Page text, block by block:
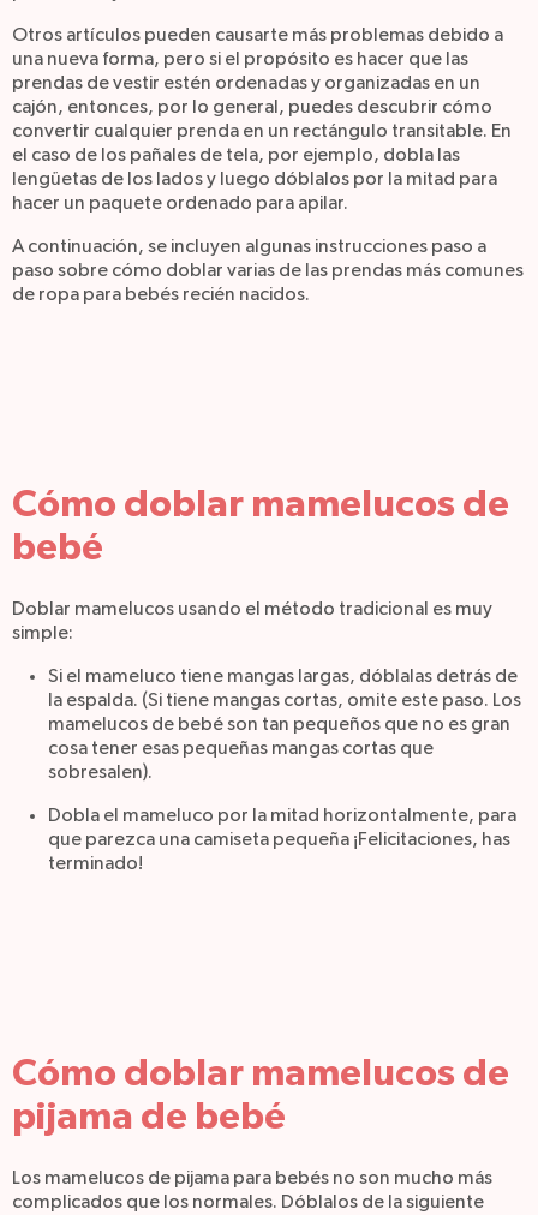
Otros artículos pueden causarte más problemas debido a
una nueva forma, pero si el propósito es hacer que las
prendas de vestir estén ordenadas y organizadas en un
cajón, entonces, por lo general, puedes descubrir cómo
convertir cualquier prenda en un rectángulo transitable. En
el caso de los pañales de tela, por ejemplo, dobla las
lengüetas de los lados y luego dóblalos por la mitad para
hacer un paquete ordenado para apilar.
A continuación, se incluyen algunas instrucciones paso a
paso sobre cómo doblar varias de las prendas más comunes
de ropa para bebés recién nacidos.
Cómo doblar mamelucos de
bebé
Doblar mamelucos usando el método tradicional es muy
simple:
Si el mameluco tiene mangas largas, dóblalas detrás de
la espalda. (Si tiene mangas cortas, omite este paso. Los
mamelucos de bebé son tan pequeños que no es gran
cosa tener esas pequeñas mangas cortas que
sobresalen).
Dobla el mameluco por la mitad horizontalmente, para
que parezca una camiseta pequeña ¡Felicitaciones, has
terminado!
Cómo doblar mamelucos de
pijama de bebé
Los mamelucos de pijama para bebés no son mucho más
complicados que los normales. Dóblalos de la siguiente